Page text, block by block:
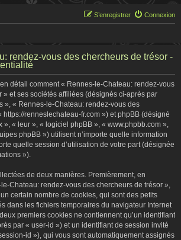
Connexion
S’enregistrer
rendez-vous des chercheurs de trésor -
détail comment « Rennes-le-Chateau: rendez-vous
» et ses sociétés affiliées (désignés ci-après par
», « Rennes-le-Chateau: rendez-vous des
https://renneslechateau-fr.com ») et phpBB (désigné
», « leur », « logiciel phpBB », « www.phpbb.com »,
phpBB ») utilisent n’importe quelle information
quelle session d’utilisation de votre part (désignée
»).
de deux manières. Premièrement, en
Chateau: rendez-vous des chercheurs de trésor »,
certain nombre de cookies, qui sont des petits
dans les fichiers temporaires du navigateur Internet
premiers cookies ne contiennent qu’un identifiant
par « user-id ») et un identifiant de session invité
id »), qui vous sont automatiquement assignés